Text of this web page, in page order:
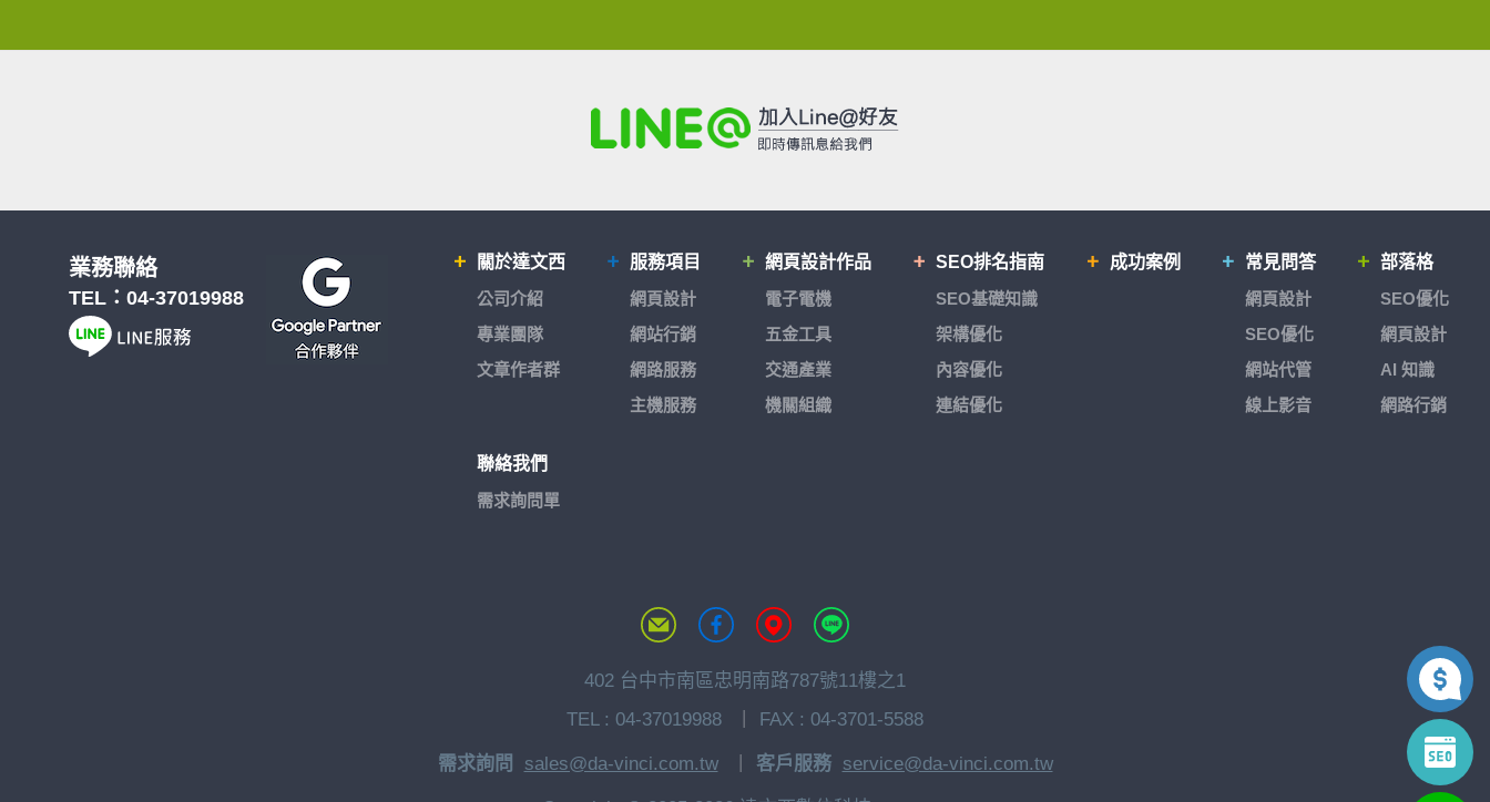
關於達文西
公司介紹
專業團隊
文章作者群
服務項目
網頁設計
網站行銷
網路服務
主機服務
網頁設計作品
電子電機
五金工具
交通產業
機關組織
SEO排名指南
SEO基礎知識
架構優化
內容優化
連結優化
成功案例
常見問答
網頁設計
SEO優化
網站代管
線上影音
部落格
SEO優化
網頁設計
AI 知識
網路行銷
聯絡我們
需求詢問單
業務聯絡
TEL： 04-37019988
402 台中市南區忠明南路787號11樓之1
TEL : 04-37019988 FAX : 04-3701-5588
需求詢問 sales@da-vinci.com.tw 客戶服務 service@da-vinci.com.tw